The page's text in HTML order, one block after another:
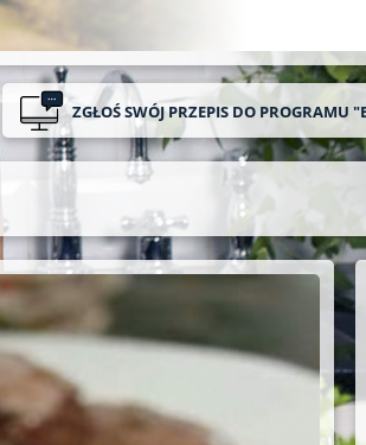
ZGŁOŚ SWÓJ PRZEPIS DO PROGRAMU